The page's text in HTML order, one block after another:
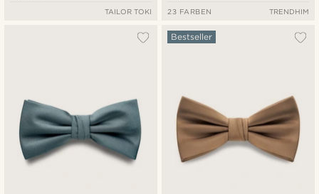
TAILOR TOKI 23 FARBEN TRENDHIM
Bestseller